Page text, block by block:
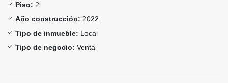
Piso: 2
Año construcción: 2022
Tipo de inmueble: Local
Tipo de negocio: Venta